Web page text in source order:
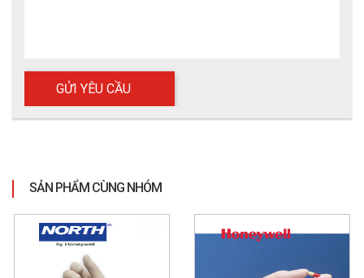
- Tương thích với thực phẩm và phòng sạch
👉 Nếu bạn đang tìm kiếm một giải pháp bảo hộ tay sạch, bền
SẢN PHẨM CÙNG NHÓM